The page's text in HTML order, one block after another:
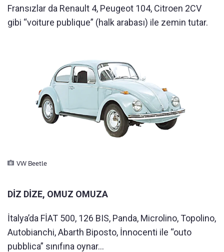
Fransızlar da Renault 4, Peugeot 104, Citroen 2CV
gibi “voiture publique” (halk arabası) ile zemin tutar.
VW Beetle
DİZ DİZE, OMUZ OMUZA
İtalya’da FİAT 500, 126 BIS, Panda, Microlino, Topolino,
Autobianchi, Abarth Biposto, İnnocenti ile “outo
pubblica” sınıfına oynar...